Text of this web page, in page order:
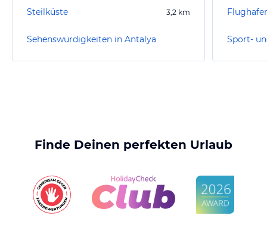
Steilküste 3,2 km
Sehenswürdigkeiten in Antalya Sport-
Finde Deinen perfekten Urlaub